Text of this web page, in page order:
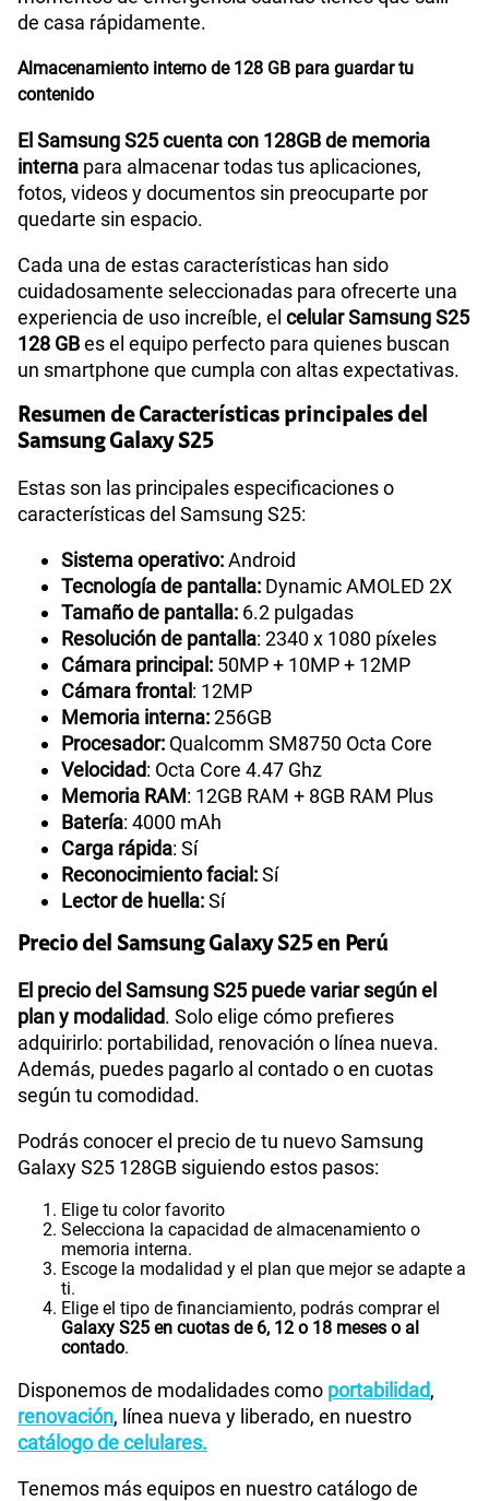
de casa rápidamente.
Almacenamiento interno de 128 GB para guardar tu
contenido
El Samsung S25 cuenta con 128GB de memoria
interna para almacenar todas tus aplicaciones,
fotos, videos y documentos sin preocuparte por
quedarte sin espacio.
Cada una de estas características han sido
cuidadosamente seleccionadas para ofrecerte una
experiencia de uso increíble, el celular Samsung S25
128 GBes el equipo perfecto para quienes buscan
un smartphone que cumpla con altas expectativas.
Resumen de Características principales del
Samsung Galaxy S25
Estas son las principales especificaciones o
características del Samsung S25:
Sistema operativo:Android
Tecnología de pantalla: Dynamic AMOLED 2X
Tamaño de pantalla: 6.2 pulgadas
Resolución de pantalla: 2340 x 1080 píxeles
Cámara principal: 50MP + 10MP + 12MP
Cámara frontal: 12MP
Memoria interna:256GB
Procesador: Qualcomm SM8750 Octa Core
Velocidad: Octa Core 4.47 Ghz
Memoria RAM: 12GB RAM + 8GB RAM Plus
Batería: 4000 mAh
Carga rápida: Sí
Reconocimiento facial:Sí
Lector de huella:Sí
Precio del Samsung Galaxy S25 en Perú
El precio del Samsung S25 puede variar según el
plan y modalidad. Solo elige cómo prefieres
adquirirlo: portabilidad, renovación o línea nueva.
Además, puedes pagarlo al contado o en cuotas
según tu comodidad.
Podrás conocer el precio de tu nuevo Samsung
Galaxy S25 128GB siguiendo estos pasos:
Elige tu color favorito
Selecciona la capacidad de almacenamiento o
memoria interna.
Escoge la modalidad y el plan que mejor se adapte a
ti.
Elige el tipo de financiamiento, podrás comprar el
Galaxy S25 en cuotas de 6, 12 o 18 meses o al
contado.
Disponemos de modalidades como portabilidad,
renovación, línea nueva y liberado, en nuestro
catálogo de celulares.
Tenemos más equipos en nuestro catálogo de